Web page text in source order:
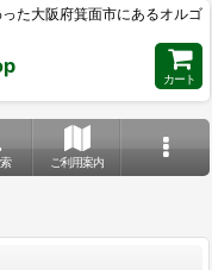
た大阪府箕面市にあるオルゴ
カート
ご利用案内